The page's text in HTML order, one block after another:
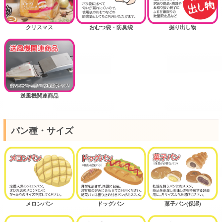
クリスマス おむつ袋・防臭袋 掘り出し物
送風機関連商品
パン種・サイズ
メロンパン ドッグパン 菓子パン(保湿)